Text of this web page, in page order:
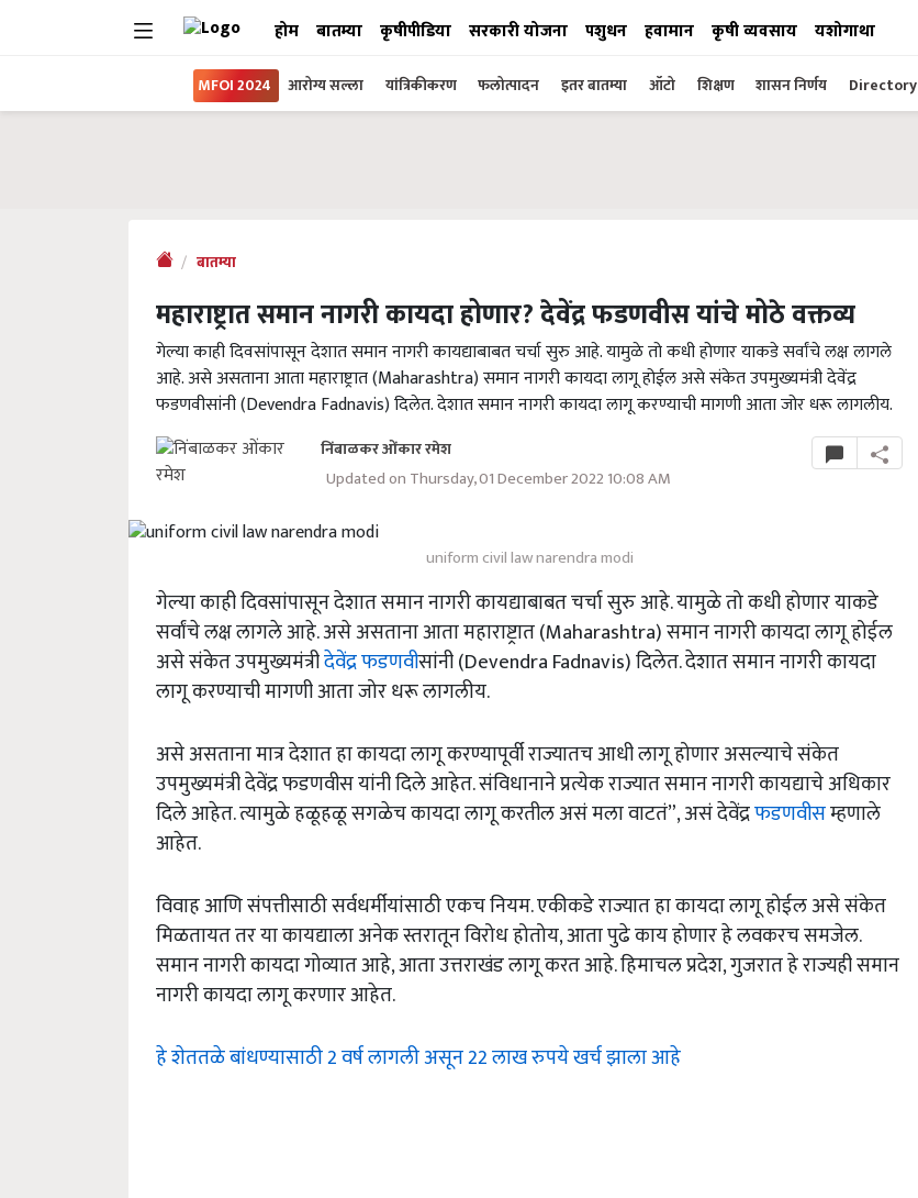
होम बातम्या कृषीपीडिया सरकारी योजना पशुधन हवामान कृषी व्यवसाय यशोगाथा
MFOI 2024 आरोग्य सल्ला यांत्रिकीकरण फलोत्पादन इतर बातम्या ऑटो शिक्षण शासन निर्णय Directory
बातम्या
महाराष्ट्रात समान नागरी कायदा होणार? देवेंद्र फडणवीस यांचे मोठे वक्तव्य
गेल्या काही दिवसांपासून देशात समान नागरी कायद्याबाबत चर्चा सुरु आहे. यामुळे तो कधी होणार याकडे सर्वांचे लक्ष लागले
आहे. असे असताना आता महाराष्ट्रात (Maharashtra) समान नागरी कायदा लागू होईल असे संकेत उपमुख्यमंत्री देवेंद्र
फडणवीसांनी (Devendra Fadnavis) दिलेत. देशात समान नागरी कायदा लागू करण्याची मागणी आता जोर धरू लागलीय.
निंबाळकर ओंकार रमेश
Updated on Thursday, 01 December 2022 10:08 AM
uniform civil law narendra modi
गेल्या काही दिवसांपासून देशात समान नागरी कायद्याबाबत चर्चा सुरु आहे. यामुळे तो कधी होणार याकडे
सर्वांचे लक्ष लागले आहे. असे असताना आता महाराष्ट्रात (Maharashtra) समान नागरी कायदा लागू होईल
असे संकेत उपमुख्यमंत्रीदेवेंद्र फडणवीसांनी (Devendra Fadnavis) दिलेत. देशात समान नागरी कायदा
लागू करण्याची मागणी आता जोर धरू लागलीय.
असे असताना मात्र देशात हा कायदा लागू करण्यापूर्वी राज्यातच आधी लागू होणार असल्याचे संकेत
उपमुख्यमंत्री देवेंद्र फडणवीस यांनी दिले आहेत. संविधानाने प्रत्येक राज्यात समान नागरी कायद्याचे अधिकार
दिले आहेत. त्यामुळे हळूहळू सगळेच कायदा लागू करतील असं मला वाटतं”, असं देवेंद्रफडणवीसम्हणाले
आहेत.
विवाह आणि संपत्तीसाठी सर्वधर्मीयांसाठी एकच नियम. एकीकडे राज्यात हा कायदा लागू होईल असे संकेत
मिळतायत तर या कायद्याला अनेक स्तरातून विरोध होतोय, आता पुढे काय होणार हे लवकरच समजेल.
समान नागरी कायदा गोव्यात आहे, आता उत्तराखंड लागू करत आहे. हिमाचल प्रदेश, गुजरात हे राज्यही समान
नागरी कायदा लागू करणार आहेत.
हे शेततळे बांधण्यासाठी 2 वर्ष लागली असून 22 लाख रुपये खर्च झाला आहे